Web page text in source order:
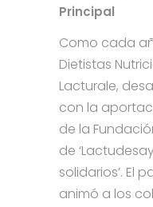
Principal
Como cada
Dietistas
Lacturale,
con la
de la
de
solidarios’. El
animó a los